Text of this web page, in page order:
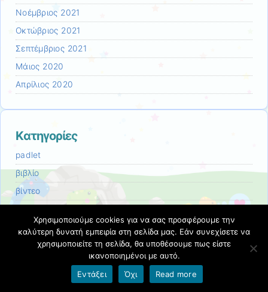
Νοέμβριος 2021
Οκτώβριος 2021
Σεπτέμβριος 2021
Μάιος 2020
Απρίλιος 2020
Kατηγορίες
padlet
βιβλίο
βίντεο
ζωγραφική
θέατρο
κινούμενα σχέδια
Χρησιμοποιούμε cookies για να σας προσφέρουμε την
καλύτερη δυνατή εμπειρία στη σελίδα μας. Εάν συνεχίσετε να
χρησιμοποιείτε τη σελίδα, θα υποθέσουμε πως είστε
ικανοποιημένοι με αυτό.
Εντάξει
Όχι Read more